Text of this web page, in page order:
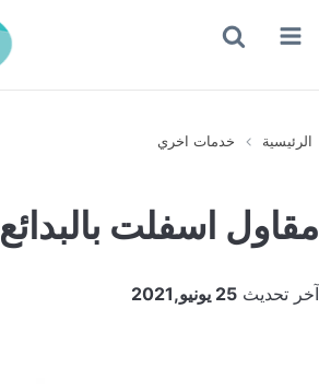
القائمة
عن الرئيسية خدمات اخري
مقاول اسفلت بالبدائع
آخر تحديث 25 يونيو,2021